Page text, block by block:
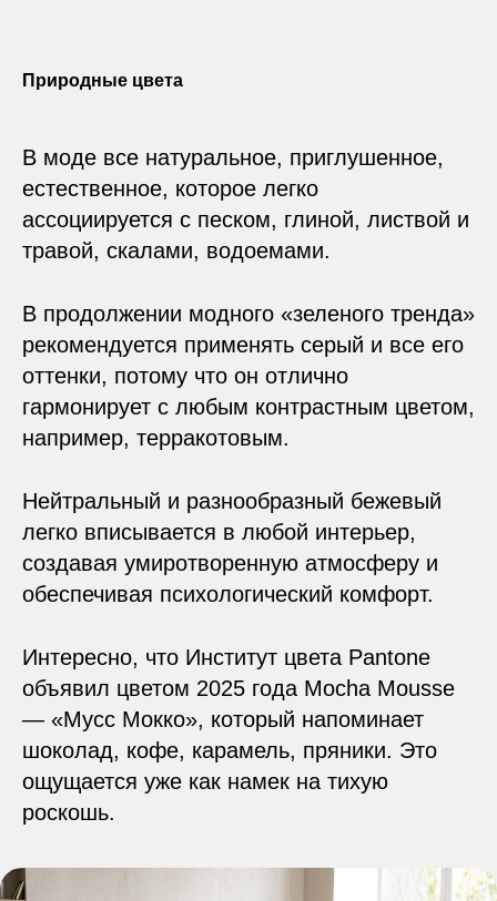
Природные цвета
В моде все натуральное, приглушенное,
естественное, которое легко
ассоциируется с песком, глиной, листвой и
травой, скалами, водоемами.
В продолжении модного «зеленого тренда»
рекомендуется применять серый и все его
оттенки, потому что он отлично
гармонирует с любым контрастным цветом,
например, терракотовым.
Нейтральный и разнообразный бежевый
легко вписывается в любой интерьер,
создавая умиротворенную атмосферу и
обеспечивая психологический комфорт.
Интересно, что Институт цвета Pantone
объявил цветом 2025 года Mocha Mousse
— «Мусс Мокко», который напоминает
шоколад, кофе, карамель, пряники. Это
ощущается уже как намек на тихую
роскошь.